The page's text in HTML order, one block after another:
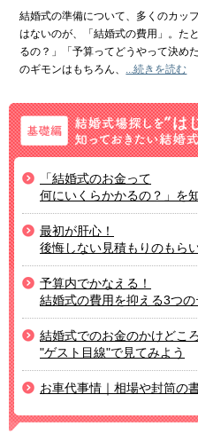
結婚式の準備について、多くのカッ
はないのが、「結婚式の費用」。た
るの？」「予算ってどうやって決め
のギモンはもちろん、 ...続きを読む
「結婚式のお金って
何にいくらかかるの？」を
最初が肝心！
後悔しない見積もりのもら
予算内でかなえる！
結婚式の費用を抑える3つの
結婚式でのお金のかけどこ
"ゲスト目線"で見てみよう
お車代事情｜相場や封筒の